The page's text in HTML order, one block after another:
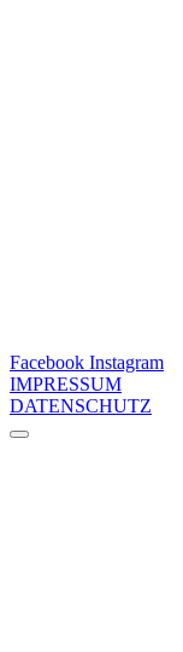
Facebook Instagram
IMPRESSUM
DATENSCHUTZ